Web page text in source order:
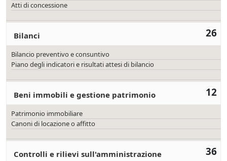
Atti di concessione
26
Bilanci
Bilancio preventivo e consuntivo
Piano degli indicatori e risultati attesi di bilancio
12
Beni immobili e gestione patrimonio
Patrimonio immobiliare
Canoni di locazione o affitto
36
Controlli e rilievi sull'amministrazione